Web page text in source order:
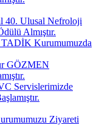
40. Ulusal Nefroloji
Almıştır.
TADİK Kurumumuzda
GÖZMEN
Servislerimizde
Ziyareti